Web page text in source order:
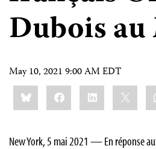
Dubois
May 10, 2021 9:00 AM EDT
Share
this:BlueskyFacebookLinkedIn
New York, 5 mai 2021 — En réponse